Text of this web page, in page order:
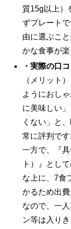
質15g以上）
ずプレート
由に選ぶこ
かな食事が楽
・実際の口
（メリット
ようにおし
に美味しい
くない」と
常に評判です
一方で、『
ト）』とし
な上に、7食
かるため出
なので、一
ン等は入り